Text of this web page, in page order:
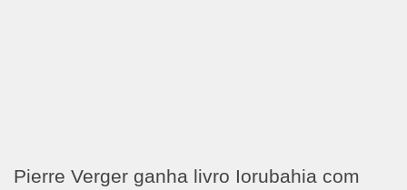
Pierre Verger ganha livro Iorubahia com